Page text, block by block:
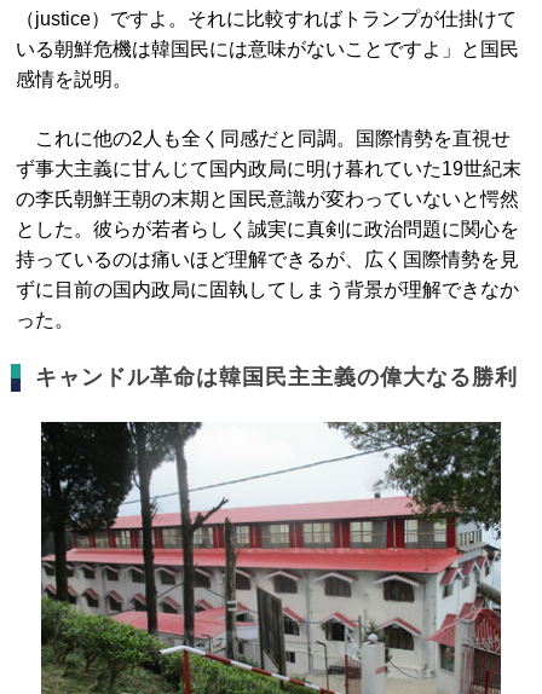
（justice）ですよ。それに比較すればトランプが仕掛けて
いる朝鮮危機は韓国民には意味がないことですよ」と国民
感情を説明。
これに他の2人も全く同感だと同調。国際情勢を直視せ
ず事大主義に甘んじて国内政局に明け暮れていた19世紀末
の李氏朝鮮王朝の末期と国民意識が変わっていないと愕然
とした。彼らが若者らしく誠実に真剣に政治問題に関心を
持っているのは痛いほど理解できるが、広く国際情勢を見
ずに目前の国内政局に固執してしまう背景が理解できなか
った。
キャンドル革命は韓国民主主義の偉大なる勝利